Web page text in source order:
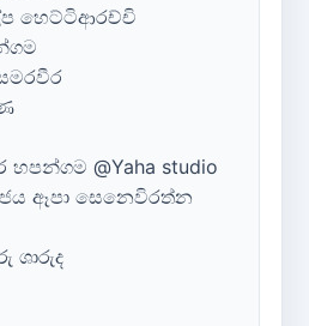
හෙට්ටිආරච්චි
හපන්ගම @Yaha studio
ඈපා සෙනෙවිරත්න
ශාරුද